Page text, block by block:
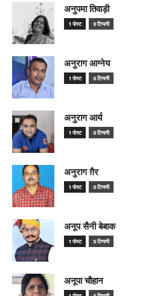
अनुपमा तिवाड़ी
1 पोस्ट 0 टिप्पणी
अनुराग आग्नेय
1 पोस्ट 0 टिप्पणी
अनुराग आर्य
1 पोस्ट 0 टिप्पणी
अनुराग ग़ैर
1 पोस्ट 0 टिप्पणी
अनूप सैनी बेबाक
1 पोस्ट 0 टिप्पणी
अनूपा चौहान